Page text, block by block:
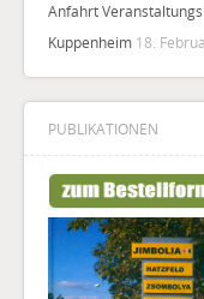
Anfahrt
Kuppenheim 18.
PUBLIKATIONEN